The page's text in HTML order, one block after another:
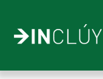
contenido